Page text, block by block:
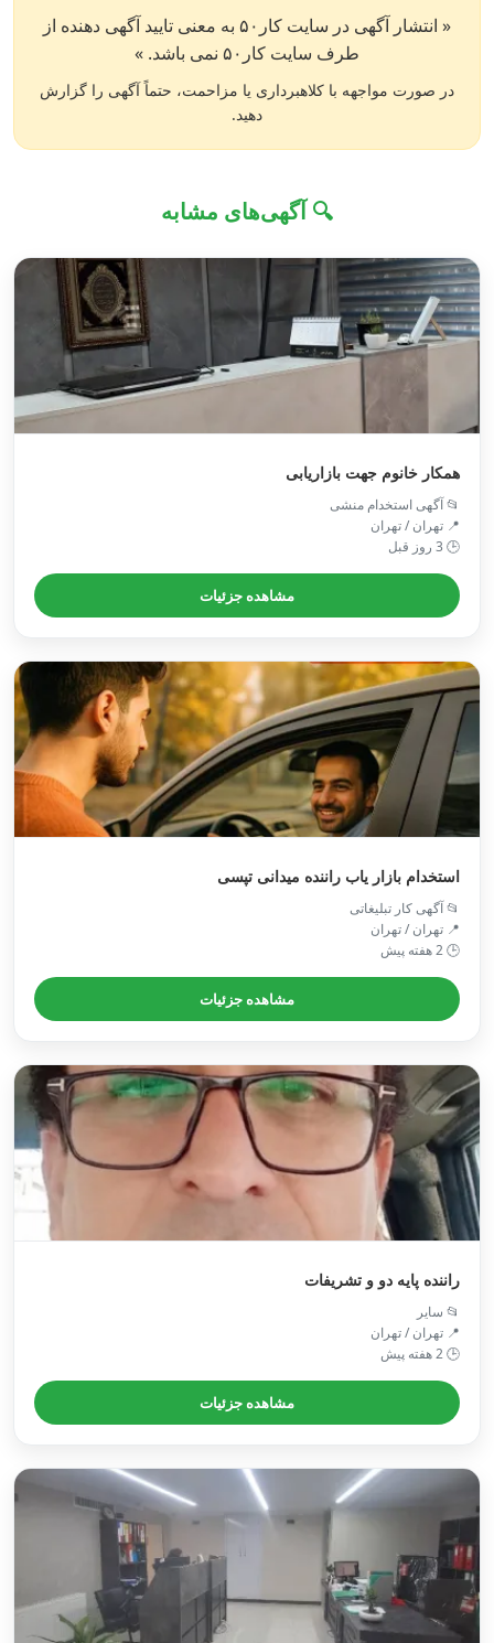
« انتشار آگهی در سایت کار۵۰ به معنی تایید آگهی دهنده از
طرف سایت کار۵۰ نمی باشد. »
در صورت مواجهه با کلاهبرداری یا مزاحمت، حتماً آگهی را گزارش
دهید.
🔍 آگهی‌های مشابه
همکار خانوم جهت بازاریابی
📂 آگهی استخدام منشی
📍 تهران / تهران
🕒 3 روز قبل
مشاهده جزئیات
استخدام بازار یاب راننده میدانی تپسی
📂 آگهی کار تبلیغاتی
📍 تهران / تهران
🕒 2 هفته پیش
مشاهده جزئیات
راننده پایه دو و تشریفات
📂 سایر
📍 تهران / تهران
🕒 2 هفته پیش
مشاهده جزئیات